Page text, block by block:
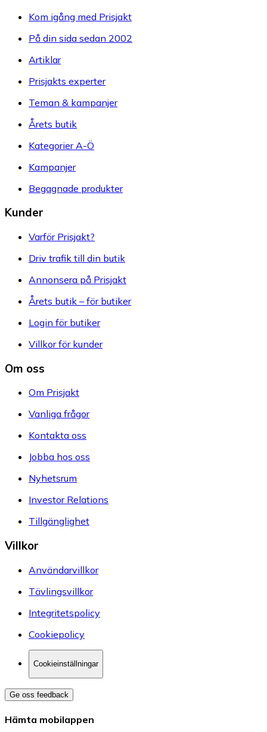
Kom igång med Prisjakt
På din sida sedan 2002
Artiklar
Prisjakts experter
Teman & kampanjer
Årets butik
Kategorier A-Ö
Kampanjer
Begagnade produkter
Kunder
Varför Prisjakt?
Driv trafik till din butik
Annonsera på Prisjakt
Årets butik – för butiker
Login för butiker
Villkor för kunder
Om oss
Om Prisjakt
Vanliga frågor
Kontakta oss
Jobba hos oss
Nyhetsrum
Investor Relations
Tillgänglighet
Villkor
Användarvillkor
Tävlingsvillkor
Integritetspolicy
Cookiepolicy
Cookieinställningar
Ge oss feedback
Hämta mobilappen